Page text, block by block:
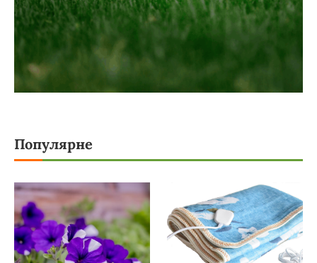
Популярне